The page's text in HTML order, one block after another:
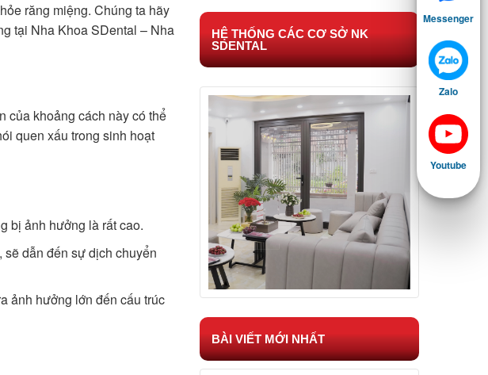
răng miệng. Chúng ta hãy
tại Nha Khoa SDental – Nha
của khoảng cách này có thể
quen xấu trong sinh hoạt
bị ảnh hưởng là rất cao.
dẫn đến sự dịch chuyển
ảnh hưởng lớn đến cấu trúc
HỆ THỐNG CÁC CƠ SỞ NK
SDENTAL
BÀI VIẾT MỚI NHẤT
Messenger
Zalo
Youtube